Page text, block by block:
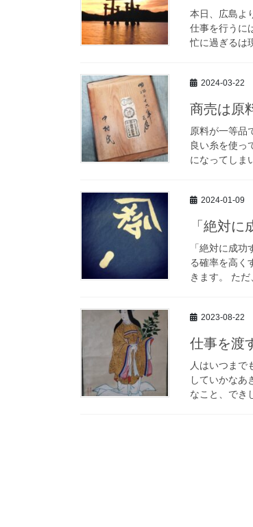
本日、広島よ
仕事を行うに
忙に過ぎるは
2024-03-22
商売は原
原料が一等品
良い糸を使っ
になってしま
2024-01-09
「絶対
「絶対に成
る確率を高く
きます。 た
2023-08-22
仕事を渡
人はいつまで
していかなあ
なこと、でき